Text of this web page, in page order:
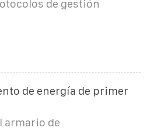
de gestión
de energía de primer
armario de